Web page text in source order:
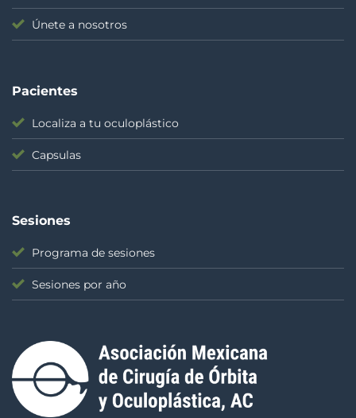
Únete a nosotros
Pacientes
Localiza a tu oculoplástico
Capsulas
Sesiones
Programa de sesiones
Sesiones por año